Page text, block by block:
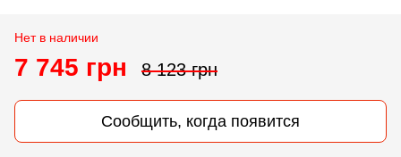
Нет в наличии
7 745 грн 8 123 грн
Сообщить, когда появится